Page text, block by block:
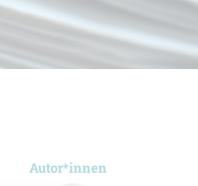
Autor*innen